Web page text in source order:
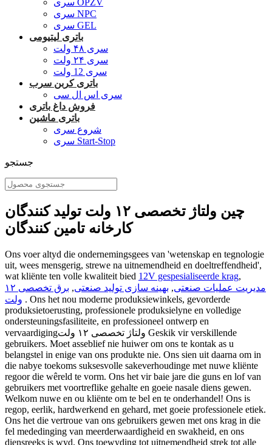
سری OPZV
سری NPC
سری GEL
باتری لیتیومی
سری ۴۸ ولت
سری ۲۴ ولت
سری 12 ولت
باتری کربن سرب
سری اس ال سی
فروش داغ باتری
باتری ماشین
شروع سری
سری Start-Stop
جستجو
چین ولتاژ تخصصی ۱۲ ولت تولید کنندگان
کارخانه تامین کنندگان
Ons voer altyd die ondernemingsgees van 'wetenskap en tegnologie
uit, wees mensgerig, strewe na uitnemendheid en doeltreffendheid',
wat kliënte ten volle kwaliteit bied 12V gespesialiseerde krag,
مدیریت عملیات صنعتی, بهینه سازی تولید صنعتی,
برق تخصصی ۱۲
ولت . Ons het nou moderne produksiewinkels, gevorderde
produksietoerusting, professionele produksielyne en volledige
ondersteuningsfasiliteite, en professioneel ontwerp en
vervaardigingولتاژ تخصصی ۱۲ ولت Geskik vir verskillende
gebruikers. Moet asseblief nie huiwer om ons te kontak as u
belangstel in enige van ons produkte nie. Ons sien uit daarna om in
die nabye toekoms suksesvolle sakeverhoudinge met nuwe kliënte
regoor die wêreld te vorm. Ons het vir baie jare die guns en lof van
gebruikers met voortreflike gehalte en goeie nasale diens gewen.
Welkom nuwe en ou kliënte om te bel en te onderhandel! Ons is
regop, eerlik, hardwerkend en gehard, met goeie professionele etiek.
Ons het die vertroue van ons gebruikers gewen met ons krag in die
fel mededinging van meerderwaardigheid en swakheid, en ons
diensreeks is wyd. Ons toewyding tot uitnemendheid strek tot alle